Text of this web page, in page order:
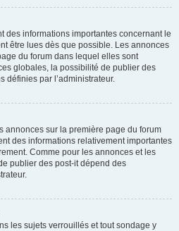
des informations importantes concernant le
être lues dès que possible. Les annonces
du forum dans lequel elles sont
globales, la possibilité de publier des
définies par l’administrateur.
annonces sur la première page du forum
des informations relativement importantes
Comme pour les annonces et les
publier des post-it dépend des
les sujets verrouillés et tout sondage y